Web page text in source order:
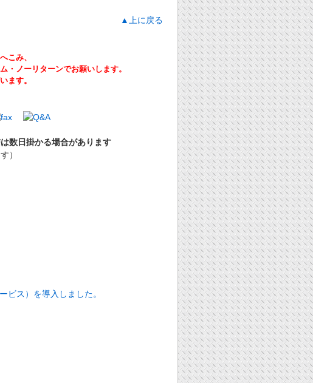
▲上に戻る
こみ、
ーリターンでお願いします。
す。
数日掛かる場合があります
）
ビス）を導入しました。